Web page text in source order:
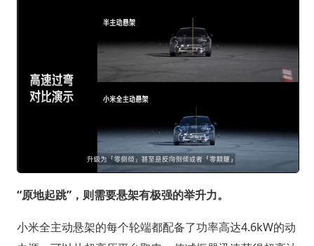
“原地起跳”，则需要悬架有极强的举升力。
小米全主动悬架的每个轮端都配备了功率高达4.6kW的动